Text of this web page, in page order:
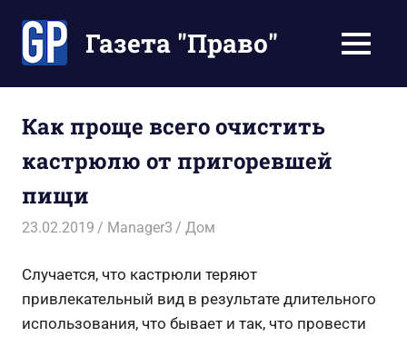
содержимомуГазета "Право"
экономят
Ваше
время
МЕНЮ
Как проще всего очистить
кастрюлю от пригоревшей
пищи
23.02.2019 Manager3 Дом
Случается, что кастрюли теряют
привлекательный вид в результате длительного
использования, что бывает и так, что провести